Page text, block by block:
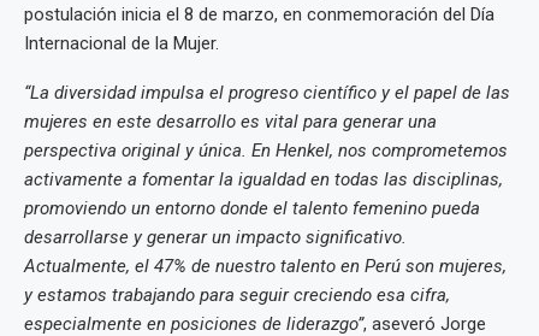
postulación inicia el 8 de marzo, en conmemoración del Día
Internacional de la Mujer.
“La diversidad impulsa el progreso científico y el papel de las
mujeres en este desarrollo es vital para generar una
perspectiva original y única. En Henkel, nos comprometemos
activamente a fomentar la igualdad en todas las disciplinas,
promoviendo un entorno donde el talento femenino pueda
desarrollarse y generar un impacto significativo.
Actualmente, el 47% de nuestro talento en Perú son mujeres,
y estamos trabajando para seguir creciendo esa cifra,
especialmente en posiciones de liderazgo”, aseveró Jorge